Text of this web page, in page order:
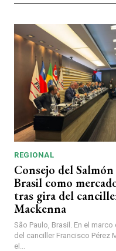
REGIONAL
Consejo del Salmón
Brasil como
tras gira del
Mackenna
São Paulo, Brasil. En el marco
del canciller Francisco Pérez
el...